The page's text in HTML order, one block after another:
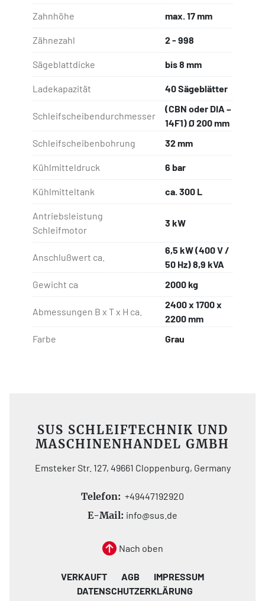
Zahnhöhe max. 17 mm
Zähnezahl 2 - 998
Sägeblattdicke bis 8 mm
Ladekapazität 40 Sägeblätter
Schleifscheibendurchmesser
(CBN oder DIA –
14F1) Ø 200 mm
Schleifscheibenbohrung
32 mm
Kühlmitteldruck 6 bar
Kühlmitteltank ca. 300 L
Antriebsleistung
Schleifmotor
3 kW
Anschlußwert ca.
6,5 kW (400 V /
50 Hz) 8,9 kVA
Gewicht ca
2000 kg
Abmessungen B x T x H ca.
2400 x 1700 x
2200 mm
Farbe
Grau
SUS SCHLEIFTECHNIK UND
MASCHINENHANDEL GMBH
Emsteker Str. 127, 49661 Cloppenburg, Germany
Telefon: +49447192920
E-Mail: info@sus.de
Nach oben
VERKAUFT AGB
IMPRESSUM
DATENSCHUTZERKLÄRUNG